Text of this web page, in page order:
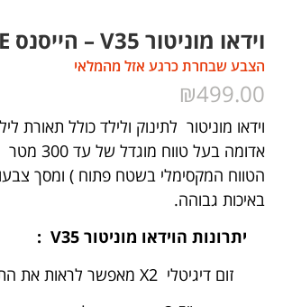
וידאו מוניטור V35 – הייסנס HISENSE
₪499.00
וידאו מוניטור לתינוק ולילד כולל תאורת
אדומה בעל טווח מוגדל של עד 300 מטר
באיכות גבוהה.
יתרונות הוידאו מוניטור V35
:
זום דיגיטלי
X2 מאפשר לראות את
אנו משתמשים בקבצי קוקיז לצורך שיפור
ולצרכי שיווק, התאמת תכנים ובקרה.
כנסו ל מדיניות הפרטיות